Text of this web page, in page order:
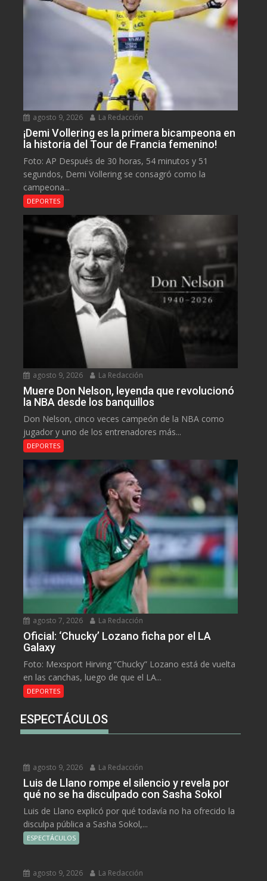
agosto 9, 2026 La Redacción
¡Demi Vollering es la primera bicampeona en
la historia del Tour de Francia femenino!
Foto: AP Después de 30 horas, 54 minutos y 51
segundos, Demi Vollering se consagró como la
campeona...
DEPORTES
agosto 9, 2026 La Redacción
Muere Don Nelson, leyenda que revolucionó
la NBA desde los banquillos
Don Nelson, cinco veces campeón de la NBA como
jugador y uno de los entrenadores más...
DEPORTES
agosto 7, 2026 La Redacción
Oficial: ‘Chucky’ Lozano ficha por el LA
Galaxy
Foto: Mexsport Hirving “Chucky” Lozano está de vuelta
en las canchas, luego de que el LA...
DEPORTES
ESPECTÁCULOS
agosto 9, 2026 La Redacción
Luis de Llano rompe el silencio y revela por
qué no se ha disculpado con Sasha Sokol
Luis de Llano explicó por qué todavía no ha ofrecido la
disculpa pública a Sasha Sokol,...
ESPECTÁCULOS
agosto 9, 2026 La Redacción